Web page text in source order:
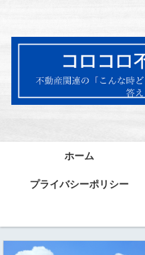
ホーム
プライバシーポリシー